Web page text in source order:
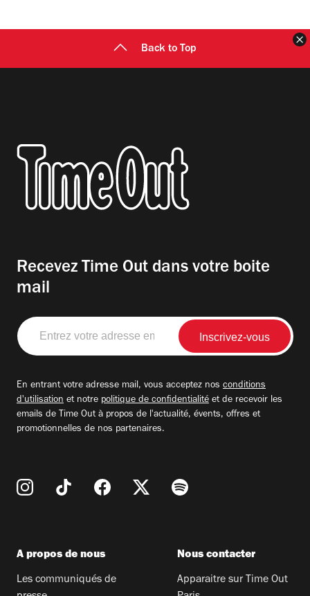
Back to Top
Recevez Time Out dans votre boite
mail
Entrez
votre
adresse
En entrant votre adresse mail, vous acceptez nos conditions
d'utilisation et notre politique de confidentialité et de recevoir les
emails de Time Out à propos de l'actualité, évents, offres et
promotionnelles de nos partenaires.
A propos de nous
Les communiqués de
Nous contacter
Apparaitre sur Time Out